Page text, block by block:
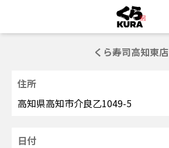
くら寿司高知東店
住所
高知県高知市介良乙1049-5
日付